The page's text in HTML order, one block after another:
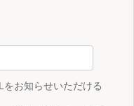
お知らせいただける